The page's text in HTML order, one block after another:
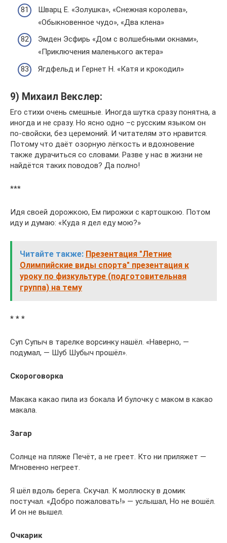
Шварц Е. «Золушка», «Снежная королева»,
«Обыкновенное чудо», «Два клена»
Эмден Эсфирь «Дом с волшебными окнами»,
«Приключения маленького актера»
Ягдфельд и Гернет Н. «Катя и крокодил»
9) Михаил Векслер:
Его стихи очень смешные. Иногда шутка сразу понятна, а
иногда и не сразу. Но ясно одно –с русским языком он
по-свойски, без церемоний. И читателям это нравится.
Потому что даёт озорную лёгкость и вдохновение
также дурачиться со словами. Разве у нас в жизни не
найдётся таких поводов? Да полно!
***
Идя своей дорожкою, Ем пирожки с картошкою. Потом
иду и думаю: «Куда я дел еду мою?»
Читайте также: Презентация "Летние
Олимпийские виды спорта" презентация к
уроку по физкультуре (подготовительная
группа) на тему
* * *
Суп Супыч в тарелке ворсинку нашёл. «Наверно, —
подумал, — Шуб Шубыч прошёл».
Скороговорка
Макака какао пила из бокала И булочку с маком в какао
макала.
Загар
Солнце на пляже Печёт, а не греет. Кто ни приляжет —
Мгновенно негреет.
Я шёл вдоль берега. Скучал. К моллюску в домик
постучал. «Добро пожаловать!» — услышал, Но не вошёл.
И он не вышел.
Очкарик